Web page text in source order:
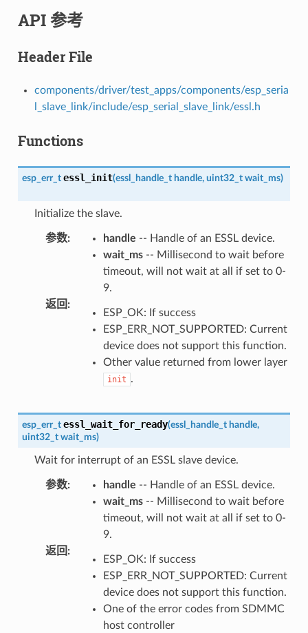
API 参考
Header File
components/driver/test_apps/components/esp_seria
l_slave_link/include/esp_serial_slave_link/essl.h
Functions
esp_err_t essl_init(essl_handle_t handle, uint32_t wait_ms)
Initialize the slave.
参数: handle -- Handle of an ESSL device.
wait_ms-- Millisecond to wait before
timeout, will not wait at all if set to 0-
9.
返回 :
ESP_OK: If success
ESP_ERR_NOT_SUPPORTED: Current
device does not support this function.
Other value returned from lower layer
init .
esp_err_t essl_wait_for_ready(essl_handle_t handle,
uint32_t wait_ms)
Wait for interrupt of an ESSL slave device.
参数: handle -- Handle of an ESSL device.
wait_ms-- Millisecond to wait before
timeout, will not wait at all if set to 0-
9.
返回 :
ESP_OK: If success
ESP_ERR_NOT_SUPPORTED: Current
device does not support this function.
One of the error codes from SDMMC
host controller